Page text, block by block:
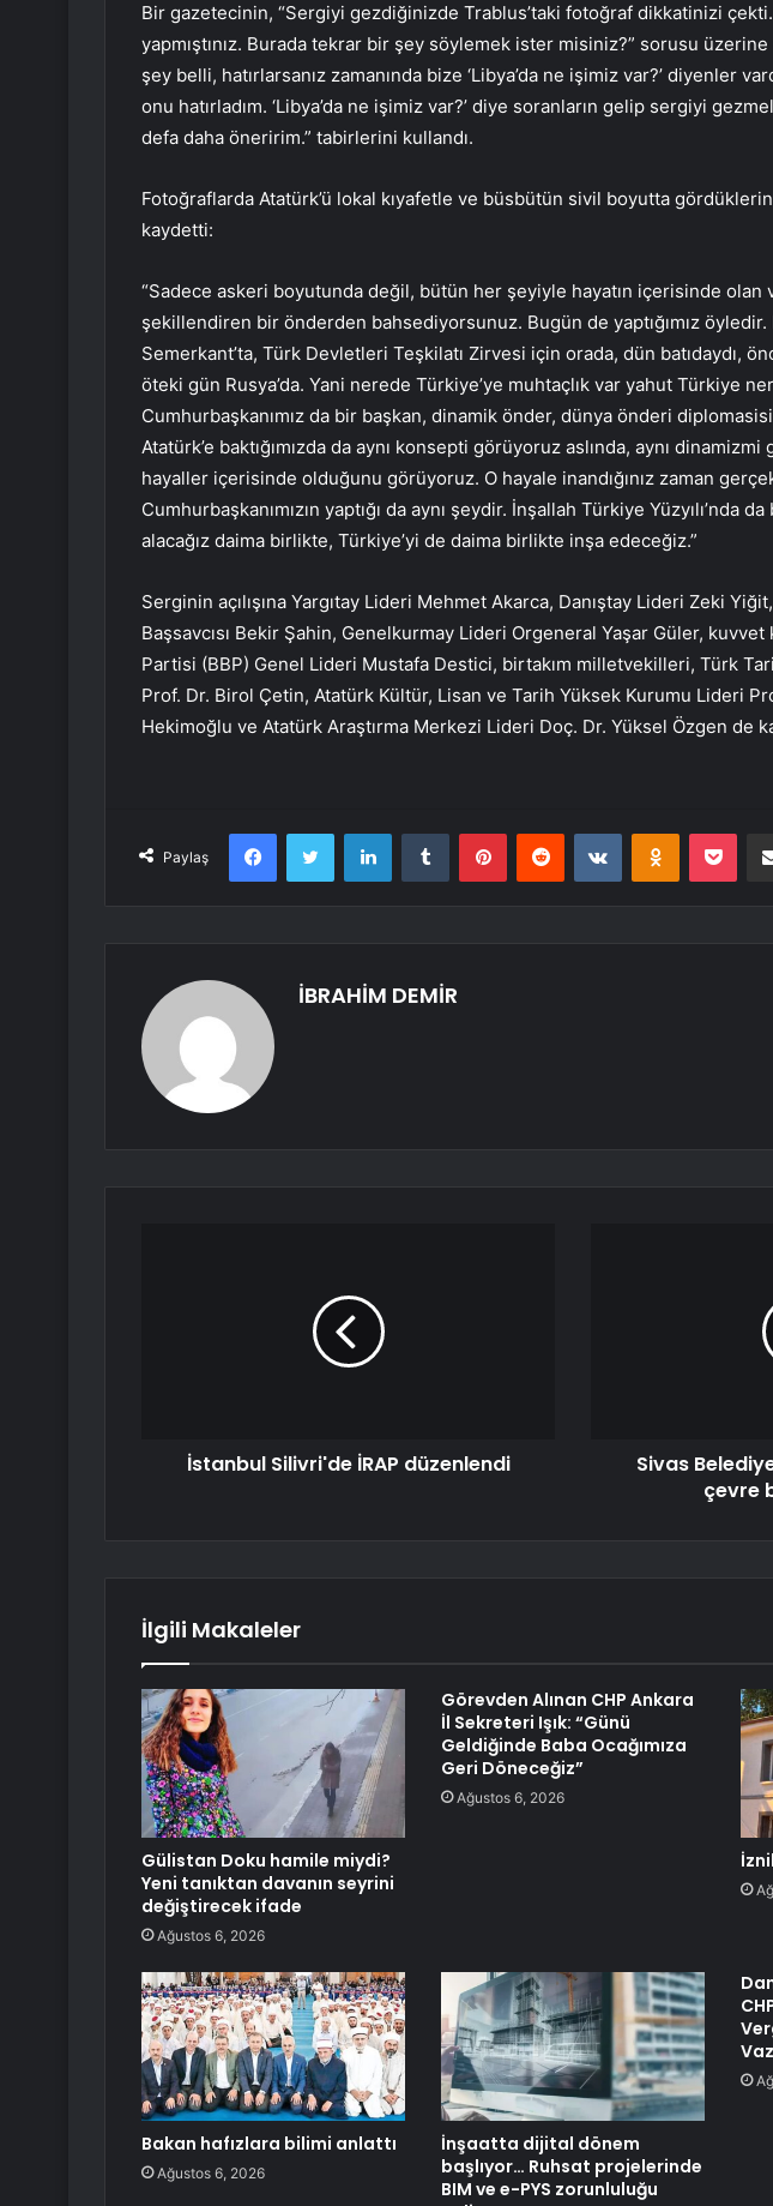
Bir gazetecinin, “Sergiyi gezdiğinizde Trablus’taki fotoğraf dikkatinizi çekti.
yapmıştınız. Burada tekrar bir şey söylemek ister misiniz?” sorusu
şey belli, hatırlarsanız zamanında bize ‘Libya’da ne işimiz var?’ diyenler
onu hatırladım. ‘Libya’da ne işimiz var?’ diye soranların gelip sergiyi
defa daha öneririm.” tabirlerini kullandı.
Fotoğraflarda Atatürk’ü lokal kıyafetle ve büsbütün sivil boyutta
kaydetti:
“Sadece askeri boyutunda değil, bütün her şeyiyle hayatın içerisinde olan
şekillendiren bir önderden bahsediyorsunuz. Bugün de yaptığımız öyledir.
Semerkant’ta, Türk Devletleri Teşkilatı Zirvesi için orada, dün batıdaydı,
öteki gün Rusya’da. Yani nerede Türkiye’ye muhtaçlık var yahut Türkiye
Cumhurbaşkanımız da bir başkan, dinamik önder, dünya önderi
Atatürk’e baktığımızda da aynı konsepti görüyoruz aslında, aynı
hayaller içerisinde olduğunu görüyoruz. O hayale inandığınız zaman
Cumhurbaşkanımızın yaptığı da aynı şeydir. İnşallah Türkiye Yüzyılı’nda
alacağız daima birlikte, Türkiye’yi de daima birlikte inşa edeceğiz.”
Serginin açılışına Yargıtay Lideri Mehmet Akarca, Danıştay Lideri Zeki
Başsavcısı Bekir Şahin, Genelkurmay Lideri Orgeneral Yaşar Güler,
Partisi (BBP) Genel Lideri Mustafa Destici, birtakım milletvekilleri, Türk
Prof. Dr. Birol Çetin, Atatürk Kültür, Lisan ve Tarih Yüksek Kurumu Lideri
Hekimoğlu ve Atatürk Araştırma Merkezi Lideri Doç. Dr. Yüksel Özgen de
Paylaş
FacebookTwitter LinkedInTumblr PinterestReddit VKontakteOdnoklassniki
İBRAHİM DEMİR
İstanbul Silivri'de İRAP düzenlendi
Sivas
çevre
İlgili Makaleler
Gülistan Doku hamile miydi?
Yeni tanıktan davanın seyrini
değiştirecek ifade
Ağustos 6, 2026
Görevden Alınan CHP Ankara
İl Sekreteri Işık: “Günü
Geldiğinde Baba Ocağımıza
Geri Döneceğiz”
Ağustos 6, 2026
Bakan hafızlara bilimi anlattı
Ağustos 6, 2026
İnşaatta dijital dönem
başlıyor… Ruhsat projelerinde
BIM ve e-PYS zorunluluğu